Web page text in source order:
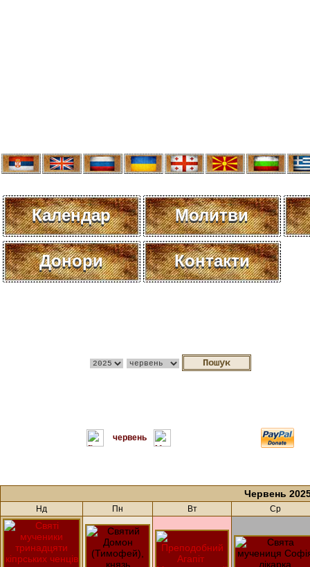
Календар Молитви
Донори Контакти
червень
Червень
Нд Пн Вт Ср